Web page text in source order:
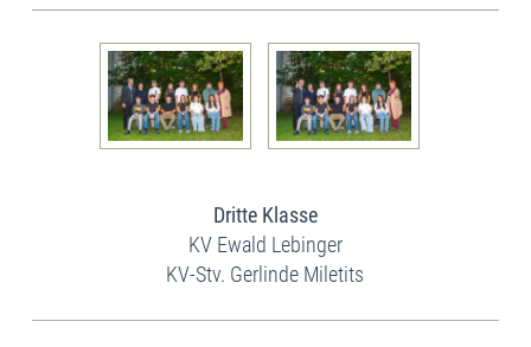
Dritte Klasse
KV Ewald Lebinger
KV-Stv. Gerlinde Miletits